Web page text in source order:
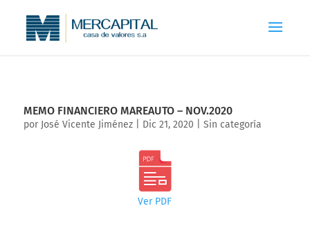
MEMO FINANCIERO MAREAUTO – NOV.2020
por José Vicente Jiménez| Dic 21, 2020 Sin categoría
Ver PDF